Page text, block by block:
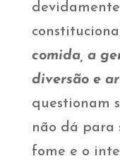
comida, a
diversão e
questionam
não dá para
fome e o